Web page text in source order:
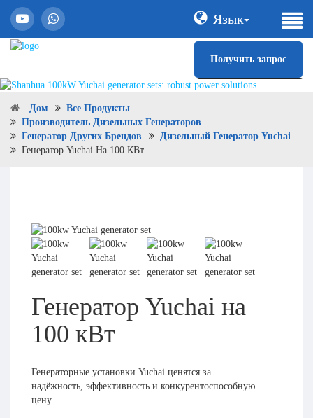
Язык
Получить запрос
Дом
Все Продукты
Производитель Дизельных Генераторов
Генератор Других Брендов
Дизельный Генератор Yuchai
Генератор Yuchai На 100 КВт
Генератор Yuchai на
100 кВт
Генераторные установки Yuchai ценятся за
надёжность, эффективность и конкурентоспособную
цену.